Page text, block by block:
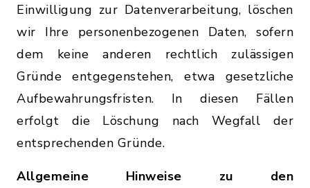
Einwilligung zur Datenverarbeitung, löschen
wir Ihre personenbezogenen Daten, sofern
dem keine anderen rechtlich zulässigen
Gründe entgegenstehen, etwa gesetzliche
Aufbewahrungsfristen. In diesen Fällen
erfolgt die Löschung nach Wegfall der
entsprechenden Gründe.
Allgemeine Hinweise zu den